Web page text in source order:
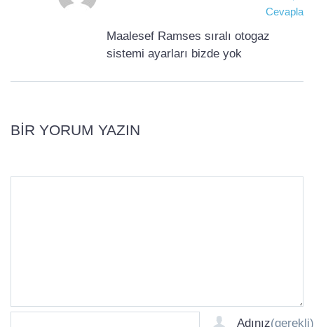
Cevapla
Maalesef Ramses sıralı otogaz
sistemi ayarları bizde yok
BIR YORUM YAZIN
Adınız(gerekli)